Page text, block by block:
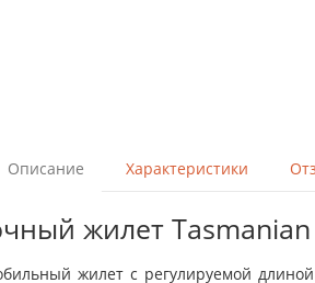
Описание Характеристики
жилет Tasmanian
жилет с регулируемой